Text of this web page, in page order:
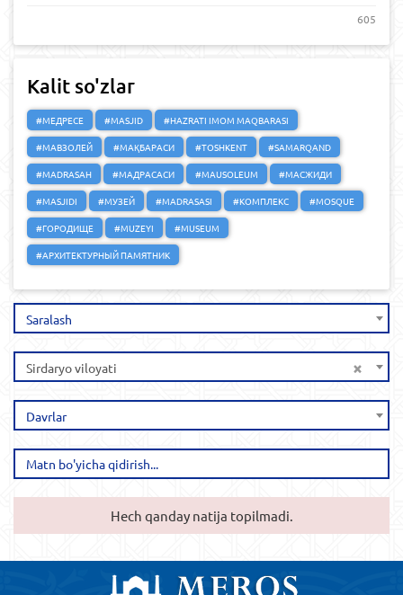
605
Kalit so'zlar
#МЕДРЕСЕ #MASJID
#HAZRATI IMOM MAQBARASI
#МАВЗОЛЕЙ
#МАҚБАРАСИ #TOSHKENT
#SAMARQAND
#MADRASAH
#МАДРАСАСИ #MAUSOLEUM
#МАСЖИДИ
#MASJIDI
#МУЗЕЙ #MADRASASI #КОМПЛЕКС
#MOSQUE
#ГОРОДИЩЕ
#MUZEYI
#MUSEUM
#АРХИТЕКТУРНЫЙ ПАМЯТНИК
Saralash
×
Sirdaryo viloyati
Davrlar
Hech qanday natija topilmadi.